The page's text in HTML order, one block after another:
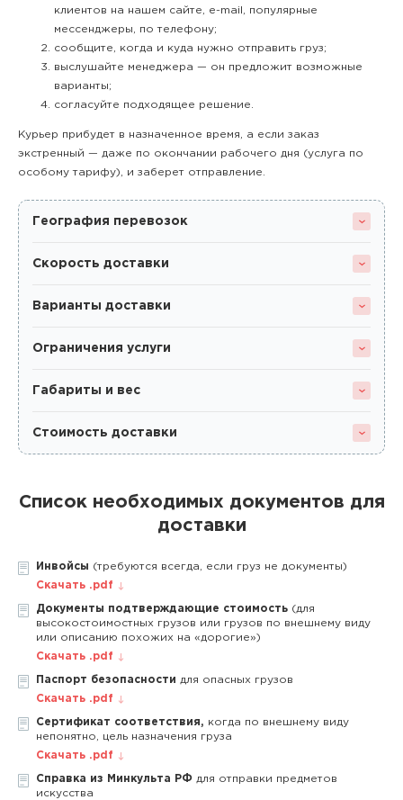
клиентов на нашем сайте, e-mail, популярные
мессенджеры, по телефону;
сообщите, когда и куда нужно отправить груз;
выслушайте менеджера — он предложит возможные
варианты;
согласуйте подходящее решение.
Курьер прибудет в назначенное время, а если заказ
экстренный — даже по окончании рабочего дня (услуга по
особому тарифу), и заберет отправление.
География перевозок
Скорость доставки
Варианты доставки
Ограничения услуги
Габариты и вес
Стоимость доставки
Список необходимых документов для
доставки
Инвойсы (требуются всегда, если груз не документы)
Скачать .pdf
Документы подтверждающие стоимость (для
высокостоимостных грузов или грузов по внешнему виду
или описанию похожих на «дорогие»)
Скачать .pdf
Паспорт безопасности для опасных грузов
Скачать .pdf
Сертификат соответствия, когда по внешнему виду
непонятно, цель назначения груза
Скачать .pdf
Справка из Минкульта РФ для отправки предметов
искусства